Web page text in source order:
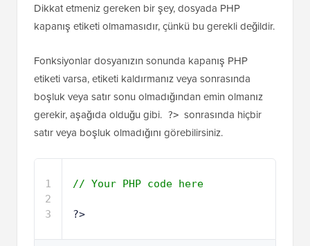
Dikkat etmeniz gereken bir şey, dosyada PHP
kapanış etiketi olmamasıdır, çünkü bu gerekli değildir.
Fonksiyonlar dosyanızın sonunda kapanış PHP
etiketi varsa, etiketi kaldırmanız veya sonrasında
boşluk veya satır sonu olmadığından emin olmanız
gerekir, aşağıda olduğu gibi. ?> sonrasında hiçbir
satır veya boşluk olmadığını görebilirsiniz.
1
2
3
// Your PHP code here
?>